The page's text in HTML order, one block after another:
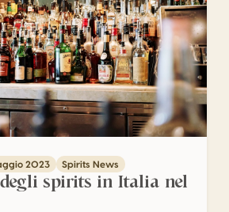
2023 Spirits News
spirits in Italia nel